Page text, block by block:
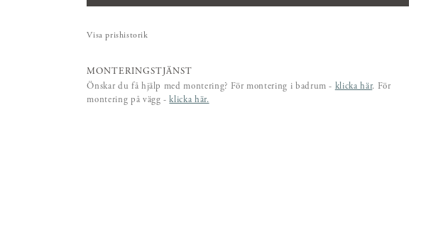
Visa prishistorik
MONTERINGSTJÄNST
Önskar du få hjälp med montering? För montering i badrum - klicka här. För
montering på vägg -klicka här.